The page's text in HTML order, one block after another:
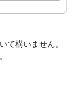
て構いません。